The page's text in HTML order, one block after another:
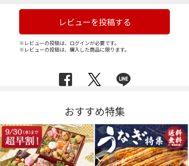
レビューを投稿する
※レビューの投稿は、ログインが必要です。
※レビューの投稿は、購入した商品に限ります。
おすすめ特集